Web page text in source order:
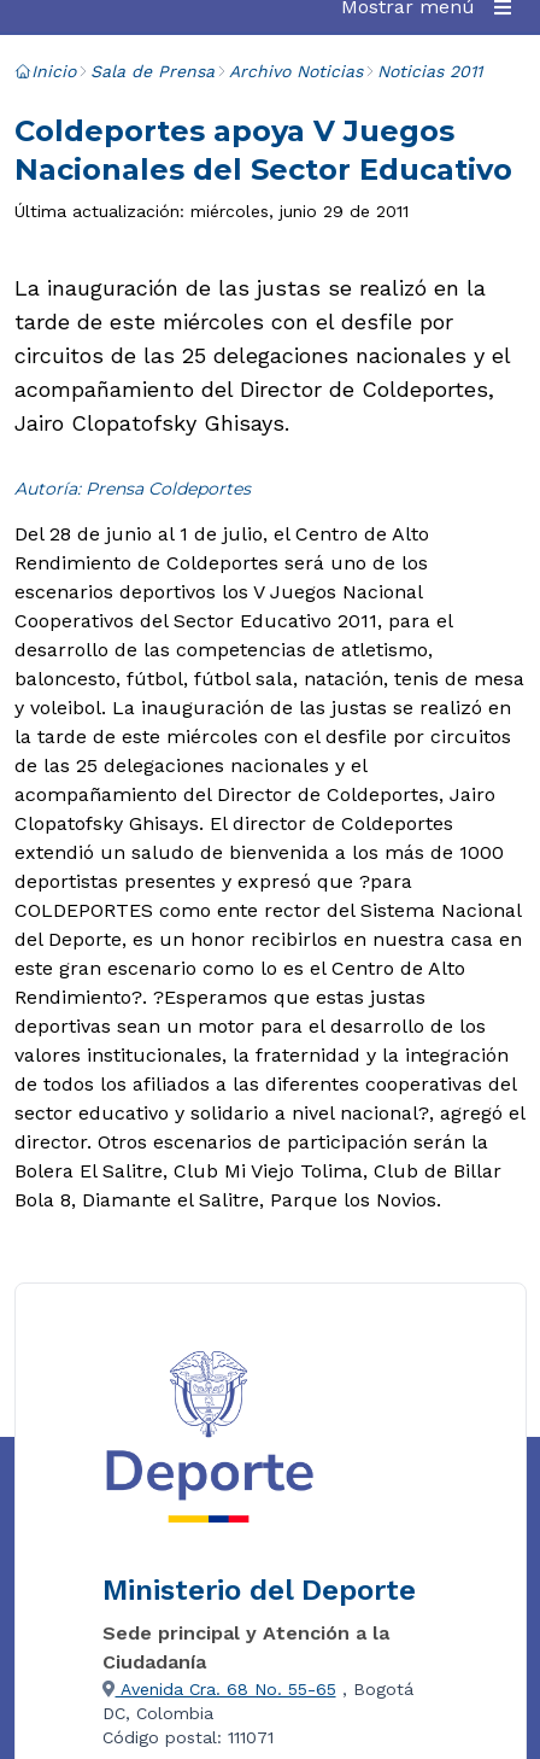
Mostrar menú
Inicio Sala de Prensa Archivo Noticias Noticias 2011
Coldeportes apoya V Juegos
Nacionales del Sector Educativo
Última actualización: miércoles, junio 29 de 2011
La inauguración de las justas se realizó en la
tarde de este miércoles con el desfile por
circuitos de las 25 delegaciones nacionales y el
acompañamiento del Director de Coldeportes,
Jairo Clopatofsky Ghisays.
Autoría: Prensa Coldeportes
Del 28 de junio al 1 de julio, el Centro de Alto
Rendimiento de Coldeportes será uno de los
escenarios deportivos los V Juegos Nacional
Cooperativos del Sector Educativo 2011, para el
desarrollo de las competencias de atletismo,
baloncesto, fútbol, fútbol sala, natación, tenis de mesa
y voleibol. La inauguración de las justas se realizó en
la tarde de este miércoles con el desfile por circuitos
de las 25 delegaciones nacionales y el
acompañamiento del Director de Coldeportes, Jairo
Clopatofsky Ghisays. El director de Coldeportes
extendió un saludo de bienvenida a los más de 1000
deportistas presentes y expresó que ?para
COLDEPORTES como ente rector del Sistema Nacional
del Deporte, es un honor recibirlos en nuestra casa en
este gran escenario como lo es el Centro de Alto
Rendimiento?. ?Esperamos que estas justas
deportivas sean un motor para el desarrollo de los
valores institucionales, la fraternidad y la integración
de todos los afiliados a las diferentes cooperativas del
sector educativo y solidario a nivel nacional?, agregó el
director. Otros escenarios de participación serán la
Bolera El Salitre, Club Mi Viejo Tolima, Club de Billar
Bola 8, Diamante el Salitre, Parque los Novios.
Ministerio del Deporte
Sede principal y Atención a la
Ciudadanía
Avenida Cra. 68 No. 55-65 , Bogotá
DC, Colombia
Código postal: 111071